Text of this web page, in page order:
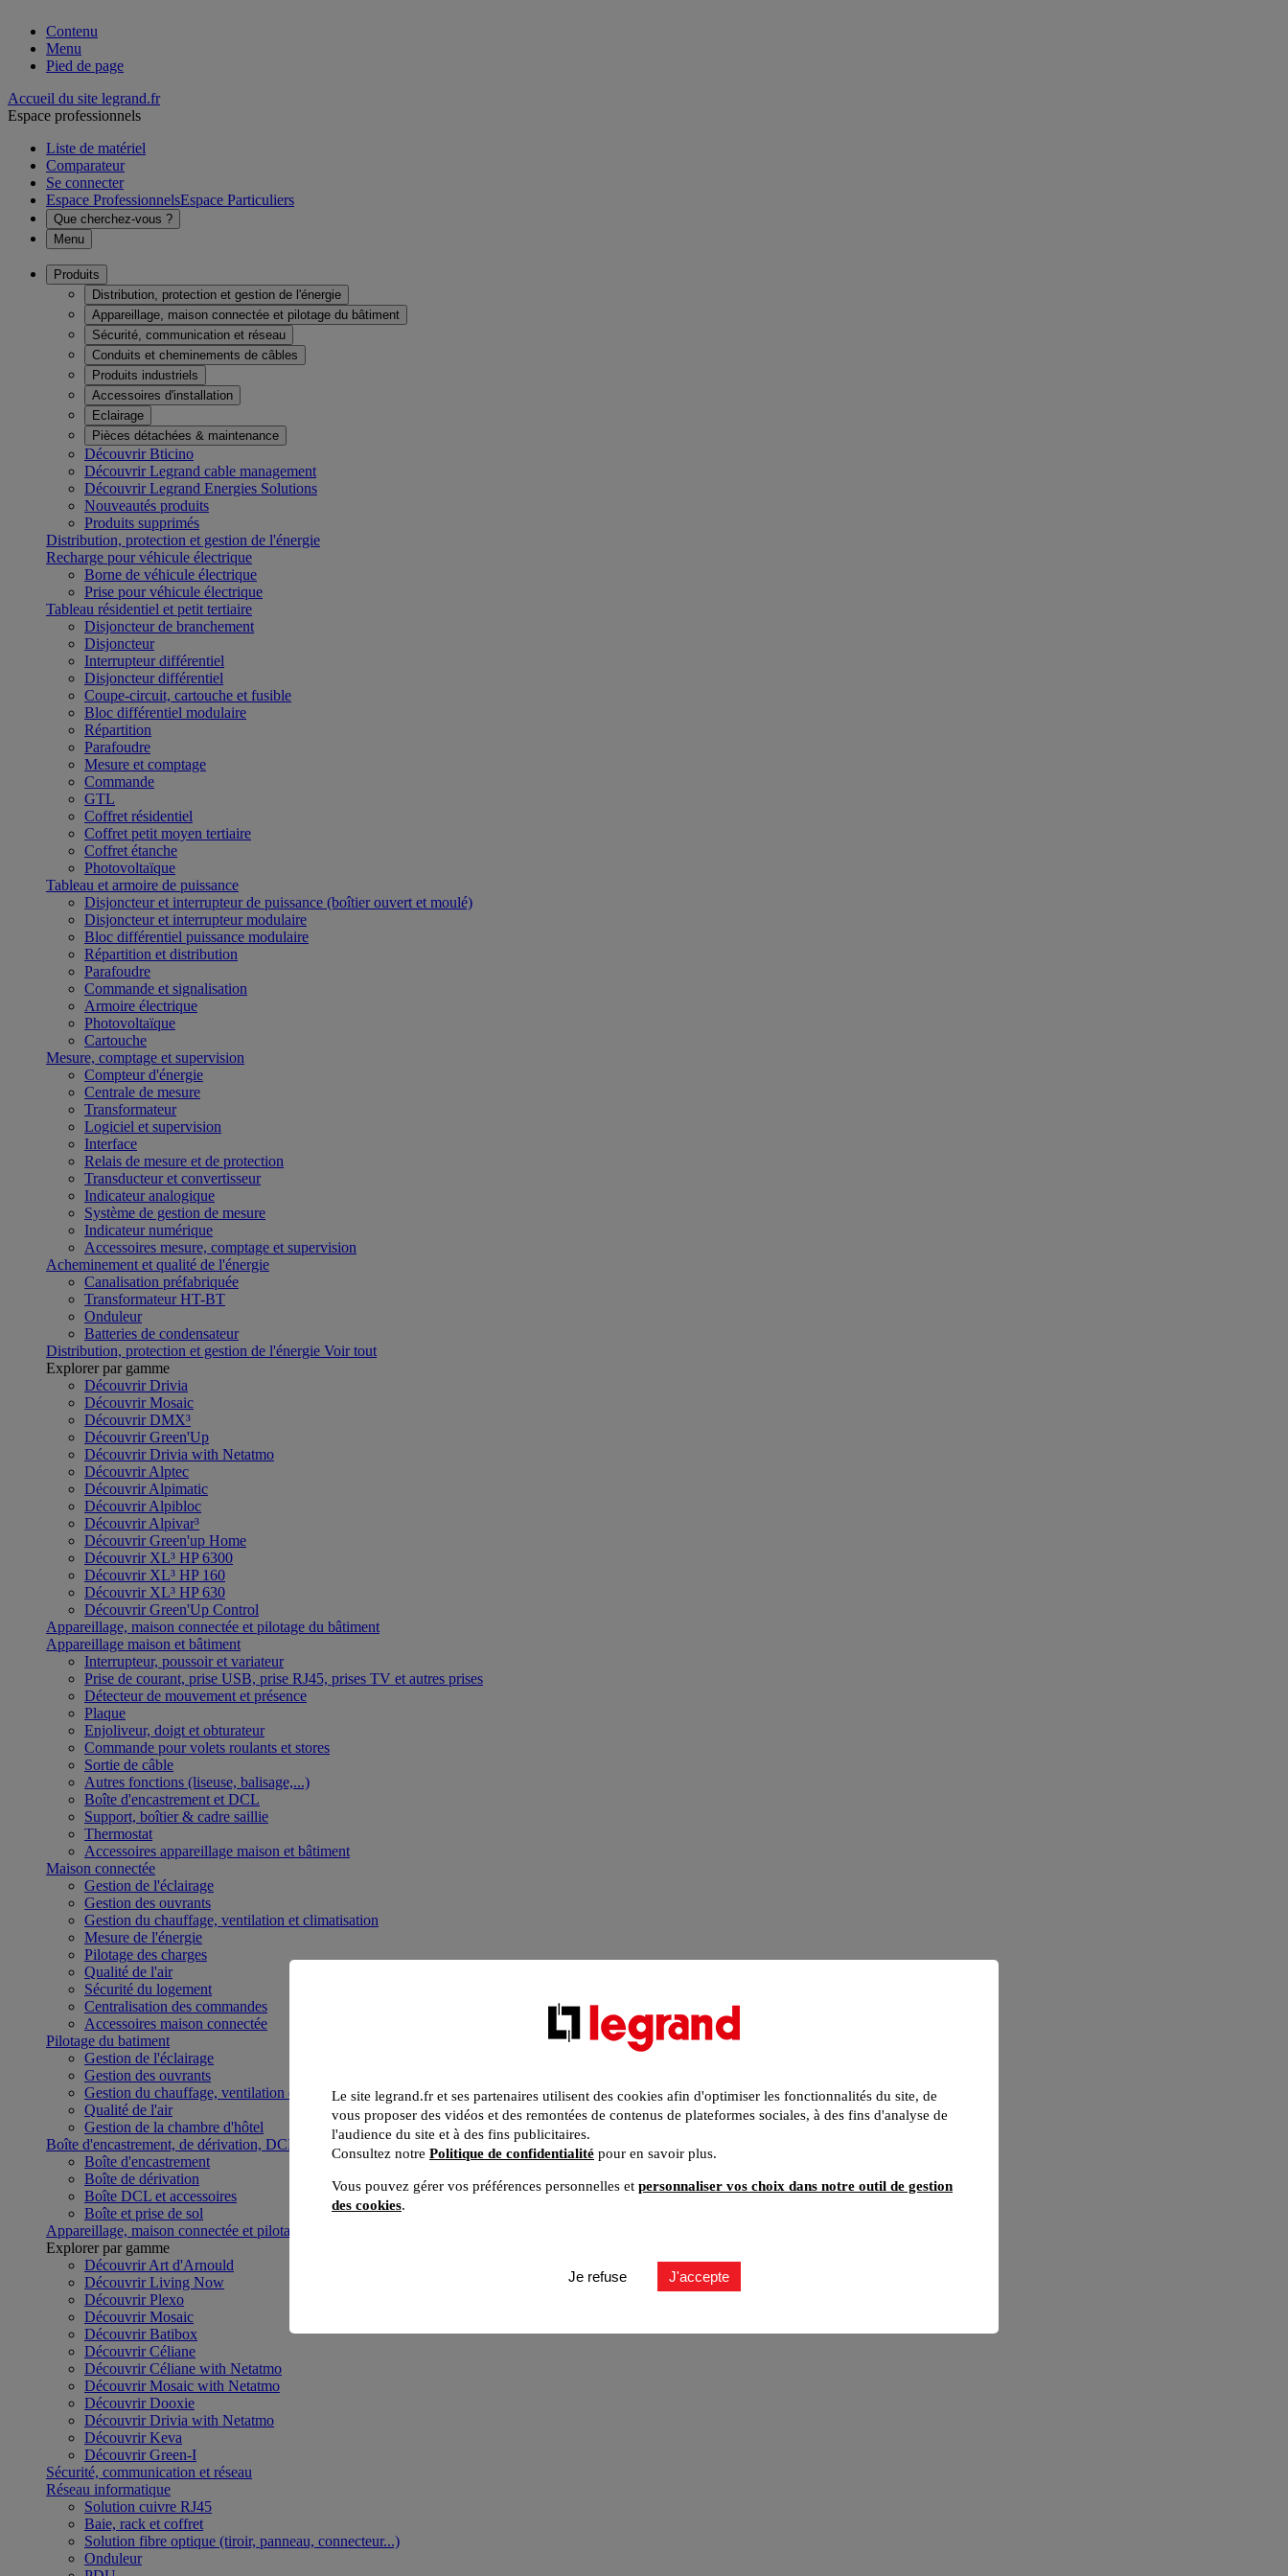
Contenu
Menu
Pied de page
Accueil du site legrand.fr
Espace professionnels
Liste de matériel
Comparateur
Se connecter
Espace ProfessionnelsEspace Particuliers
Que cherchez-vous ?
Menu
Produits
Distribution, protection et gestion de l'énergie
Appareillage, maison connectée et pilotage du bâtiment
Sécurité, communication et réseau
Conduits et cheminements de câbles
Produits industriels
Accessoires d'installation
Eclairage
Pièces détachées & maintenance
Découvrir Bticino
Découvrir Legrand cable management
Découvrir Legrand Energies Solutions
Nouveautés produits
Produits supprimés
Distribution, protection et gestion de l'énergie
Recharge pour véhicule électrique
Borne de véhicule électrique
Prise pour véhicule électrique
Tableau résidentiel et petit tertiaire
Disjoncteur de branchement
Disjoncteur
Interrupteur différentiel
Disjoncteur différentiel
Coupe-circuit, cartouche et fusible
Bloc différentiel modulaire
Répartition
Parafoudre
Mesure et comptage
Commande
GTL
Coffret résidentiel
Coffret petit moyen tertiaire
Coffret étanche
Photovoltaïque
Tableau et armoire de puissance
Disjoncteur et interrupteur de puissance (boîtier ouvert et moulé)
Disjoncteur et interrupteur modulaire
Bloc différentiel puissance modulaire
Répartition et distribution
Parafoudre
Commande et signalisation
Armoire électrique
Photovoltaïque
Cartouche
Mesure, comptage et supervision
Compteur d'énergie
Centrale de mesure
Transformateur
Logiciel et supervision
Interface
Relais de mesure et de protection
Transducteur et convertisseur
Indicateur analogique
Système de gestion de mesure
Indicateur numérique
Accessoires mesure, comptage et supervision
Acheminement et qualité de l'énergie
Canalisation préfabriquée
Transformateur HT-BT
Onduleur
Batteries de condensateur
Distribution, protection et gestion de l'énergie Voir tout
Explorer par gamme
Découvrir Drivia
Découvrir Mosaic
Découvrir DMX³
Découvrir Green'Up
Découvrir Drivia with Netatmo
Découvrir Alptec
Découvrir Alpimatic
Découvrir Alpibloc
Découvrir Alpivar³
Découvrir Green'up Home
Découvrir XL³ HP 6300
Découvrir XL³ HP 160
Découvrir XL³ HP 630
Découvrir Green'Up Control
Appareillage, maison connectée et pilotage du bâtiment
Appareillage maison et bâtiment
Interrupteur, poussoir et variateur
Prise de courant, prise USB, prise RJ45, prises TV et autres prises
Détecteur de mouvement et présence
Plaque
Enjoliveur, doigt et obturateur
Commande pour volets roulants et stores
Sortie de câble
Autres fonctions (liseuse, balisage,...)
Boîte d'encastrement et DCL
Support, boîtier & cadre saillie
Thermostat
Accessoires appareillage maison et bâtiment
Maison connectée
Gestion de l'éclairage
Gestion des ouvrants
Gestion du chauffage, ventilation et climatisation
Mesure de l'énergie
Pilotage des charges
Qualité de l'air
Sécurité du logement
Centralisation des commandes
Accessoires maison connectée
Pilotage du batiment
Gestion de l'éclairage
Gestion des ouvrants
Gestion du chauffage, ventilation et climatisation
Qualité de l'air
Gestion de la chambre d'hôtel
Boîte d'encastrement, de dérivation, DCL et boîte de sol
Boîte d'encastrement
Boîte de dérivation
Boîte DCL et accessoires
Boîte et prise de sol
Appareillage, maison connectée et pilotage du bâtiment
Explorer par gamme
Découvrir Art d'Arnould
Découvrir Living Now
Découvrir Plexo
Découvrir Mosaic
Découvrir Batibox
Découvrir Céliane
Découvrir Céliane with Netatmo
Découvrir Mosaic with Netatmo
Découvrir Dooxie
Découvrir Drivia with Netatmo
Découvrir Keva
Découvrir Green-I
Sécurité, communication et réseau
Réseau informatique
Solution cuivre RJ45
Baie, rack et coffret
Solution fibre optique (tiroir, panneau, connecteur...)
Onduleur
Le site legrand.fr et ses partenaires utilisent des cookies afin d'optimiser les fonctionnalités du site, de
vous proposer des vidéos et des remontées de contenus de plateformes sociales, à des fins d'analyse de
l'audience du site et à des fins publicitaires.
Consultez notre Politique de confidentialité pour en savoir plus.
Vous pouvez gérer vos préférences personnelles et personnaliser vos choix dans notre outil de gestion
des cookies.
Je refuse J'accepte